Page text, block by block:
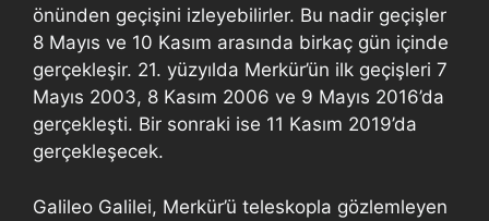
önünden geçişini izleyebilirler. Bu nadir geçişler
8 Mayıs ve 10 Kasım arasında birkaç gün içinde
gerçekleşir. 21. yüzyılda Merkür’ün ilk geçişleri 7
Mayıs 2003, 8 Kasım 2006 ve 9 Mayıs 2016’da
gerçekleşti. Bir sonraki ise 11 Kasım 2019’da
gerçekleşecek.
Galileo Galilei, Merkür’ü teleskopla gözlemleyen